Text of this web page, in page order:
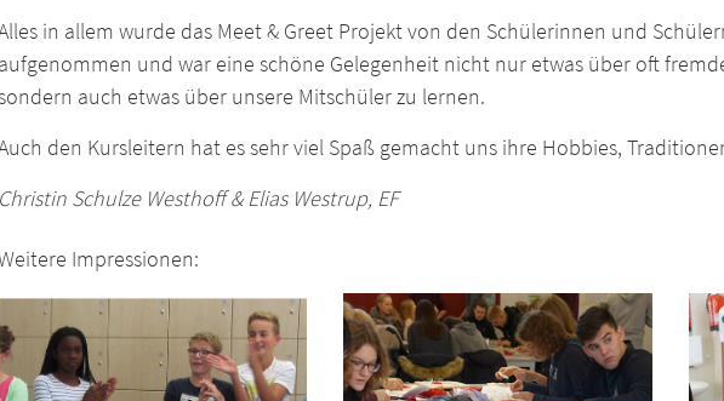
in allem wurde das Meet & Greet Projekt von den Schülerinnen und
aufgenommen und war eine schöne Gelegenheit nicht nur etwas über oft
auch etwas über unsere Mitschüler zu lernen.
den Kursleitern hat es sehr viel Spaß gemacht uns ihre Hobbies,
Christin Schulze Westhoff & Elias Westrup, EF
Impressionen: